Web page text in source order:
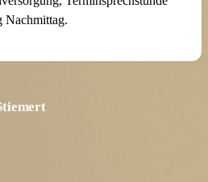
Nachmittag.